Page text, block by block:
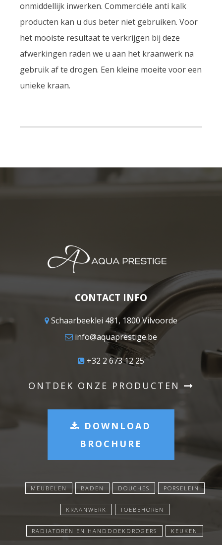
onmiddellijk inwerken. Commerciële anti kalk
producten kan u dus beter niet gebruiken. Voor
het mooiste resultaat te verkrijgen bij deze
afwerkingen raden we u aan het kraanwerk na
gebruik af te drogen. Een kleine moeite voor een
unieke kraan.
CONTACT INFO
Schaarbeeklei 481, 1800 Vilvoorde
info@aquaprestige.be
+32 2 673 12 25
ONTDEK ONZE PRODUCTEN
DOWNLOAD
BROCHURE
MEUBELEN BADEN DOUCHES PORSELEIN
KRAANWERK TOEBEHOREN
RADIATOREN EN HANDDOEKDROGERS KEUKEN